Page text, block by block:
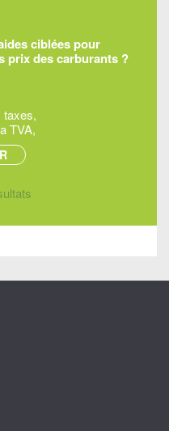
ciblées pour
prix des carburants ?
taxes,
TVA,